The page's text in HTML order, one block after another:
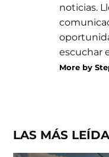
noticias.
escuchar
More by
LAS MÁS